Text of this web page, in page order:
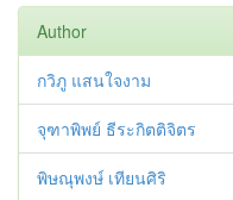
Author
กวิภู แสนใจงาม
จุฑาพิพย์ ธีระกิตติจิตร
พิษณุพงษ์ เทียนศิริ